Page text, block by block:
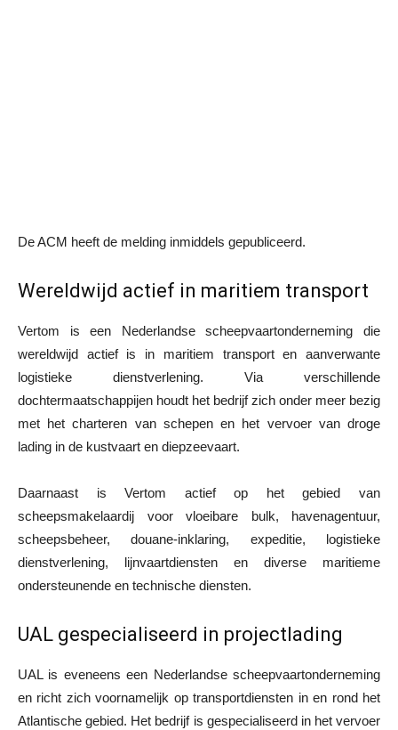
De ACM heeft de melding inmiddels gepubliceerd.
Wereldwijd actief in maritiem transport
Vertom is een Nederlandse scheepvaartonderneming die
wereldwijd actief is in maritiem transport en aanverwante
logistieke dienstverlening. Via verschillende
dochtermaatschappijen houdt het bedrijf zich onder meer bezig
met het charteren van schepen en het vervoer van droge
lading in de kustvaart en diepzeevaart.
Daarnaast is Vertom actief op het gebied van
scheepsmakelaardij voor vloeibare bulk, havenagentuur,
scheepsbeheer, douane-inklaring, expeditie, logistieke
dienstverlening, lijnvaartdiensten en diverse maritieme
ondersteunende en technische diensten.
UAL gespecialiseerd in projectlading
UAL is eveneens een Nederlandse scheepvaartonderneming
en richt zich voornamelijk op transportdiensten in en rond het
Atlantische gebied. Het bedrijf is gespecialiseerd in het vervoer